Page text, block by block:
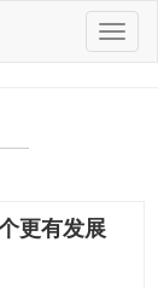
切
换
更有发展